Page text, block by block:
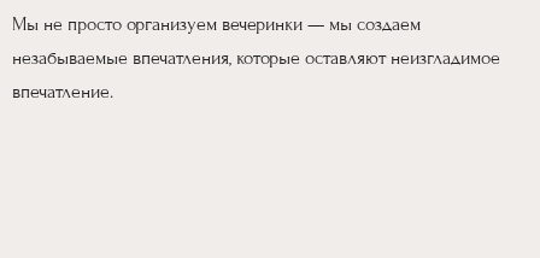
Мы не просто организуем вечеринки — мы создаем
незабываемые впечатления, которые оставляют неизгладимое
впечатление.